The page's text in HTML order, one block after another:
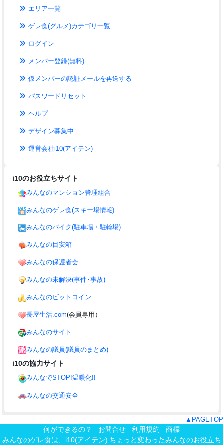
エリア一覧
ゲレ食(グルメ)カテゴリ一覧
ログイン
メンバー登録(無料)
仮メンバーの認証メールを再送する
パスワードリセット
ヘルプ
デザイン募集中
運営会社i10(アイテン)
i10のお役立ちサイト
みんなのマンション管理組合
みんなのゲレ食(スキー場情報)
みんなのバイク(駐車場・駐輪場)
みんなの目安箱
みんなの保護者会
みんなの未解決(事件･事故)
みんなのビットコイン
長屋生活.com(会員専用）
みんなのサイト
みんなの議員(議員のまとめ)
i10の協力サイト
みんなでSTOP!温暖化!!
みんなの交通安全
▲PAGETOP
何ができるの？ お問合せ 利用規約
商標
みんなのゲレ食は、 i10(アイテン) ちょっと変わったみんなのお役立ち